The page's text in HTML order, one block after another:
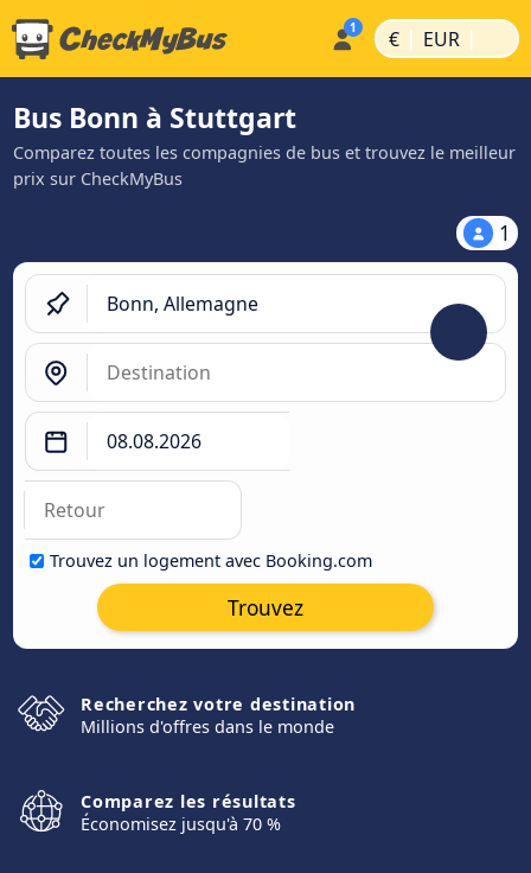
€ | EUR |
Bus Bonn à Stuttgart
Comparez toutes les compagnies de bus et trouvez le meilleur
prix sur CheckMyBus
1
Trouvez un logement avec Booking.com
Trouvez
Recherchez votre destination
Millions d'offres dans le monde
Comparez les résultats
Économisez jusqu'à 70 %